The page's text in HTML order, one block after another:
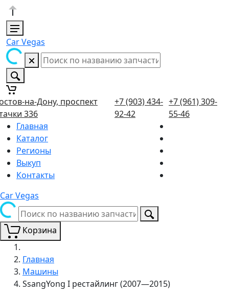
Car Vegas
на-Дону, проспект
336
+7 (903) 434-
92-42
+7 (961) 309-
55-46
Главная
Каталог
Регионы
Выкуп
Контакты
Car Vegas
Корзина
Главная
Машины
SsangYong I рестайлинг (2007—2015)